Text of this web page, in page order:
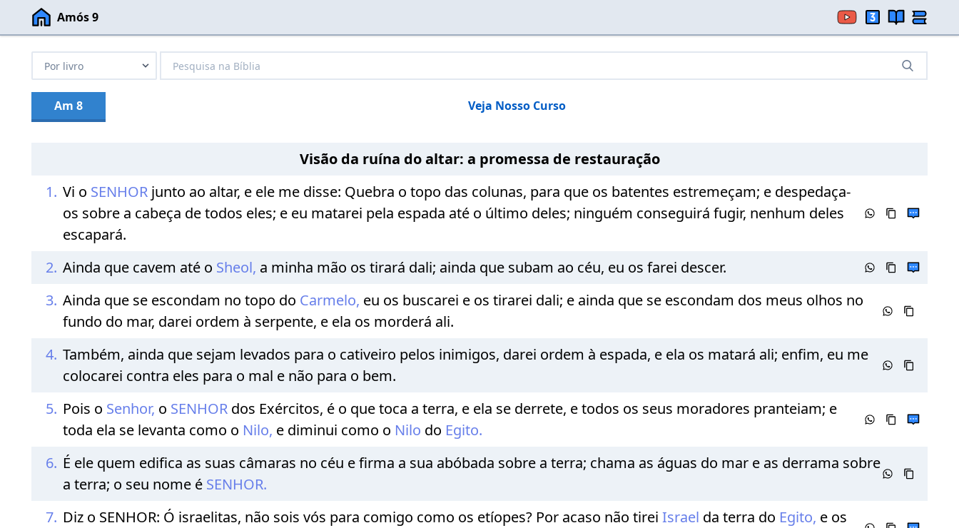
Amós 9
Am 8 Veja Nosso Curso
Visão da ruína do altar: a promessa de restauração
1. Vi o SENHOR junto ao altar, e ele me disse: Quebra o topo das colunas, para que os batentes estremeçam; e despedaça-
os sobre a cabeça de todos eles; e eu matarei pela espada até o último deles; ninguém conseguirá fugir, nenhum deles
escapará.
2. Ainda que cavem até o Sheol, a minha mão os tirará dali; ainda que subam ao céu, eu os farei descer.
3. Ainda que se escondam no topo do Carmelo, eu os buscarei e os tirarei dali; e ainda que se escondam dos meus olhos no
fundo do mar, darei ordem à serpente, e ela os morderá ali.
4. Também, ainda que sejam levados para o cativeiro pelos inimigos, darei ordem à espada, e ela os matará ali; enfim, eu me
colocarei contra eles para o mal e não para o bem.
5. Pois o Senhor, o SENHOR dos Exércitos, é o que toca a terra, e ela se derrete, e todos os seus moradores pranteiam; e
toda ela se levanta como o Nilo, e diminui como o Nilo do Egito.
6. É ele quem edifica as suas câmaras no céu e firma a sua abóbada sobre a terra; chama as águas do mar e as derrama sobre
a terra; o seu nome é SENHOR.
7. Diz o SENHOR: Ó israelitas, não sois vós para comigo como os etíopes? Por acaso não tirei Israel da terra do Egito, e os